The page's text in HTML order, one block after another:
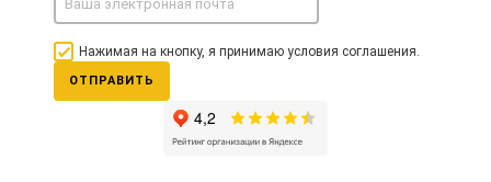
Нажимая на кнопку, я принимаю условия соглашения.
ОТПРАВИТЬ